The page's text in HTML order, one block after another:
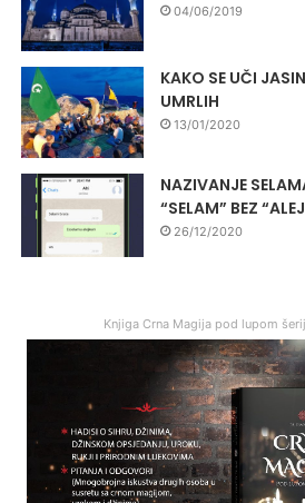
04/06/2019
KAKO SE UČI
UMRLIH
13/01/2020
NAZIVANJE
“SELAM” BEZ
26/12/2020
Knjiga Crna Magija pod lupom